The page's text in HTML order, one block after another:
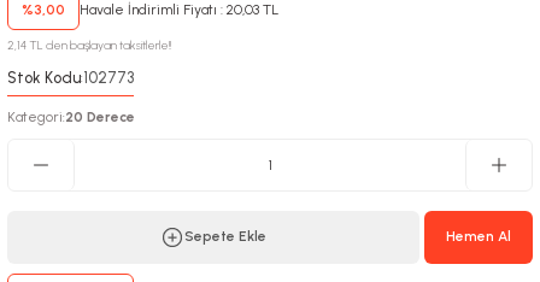
%3,00 Havale İndirimli Fiyatı : 20,03 TL
2,14 TL den başlayan taksitlerle!!
Stok Kodu:102773
Kategori:20 Derece
Sepete Ekle Hemen Al